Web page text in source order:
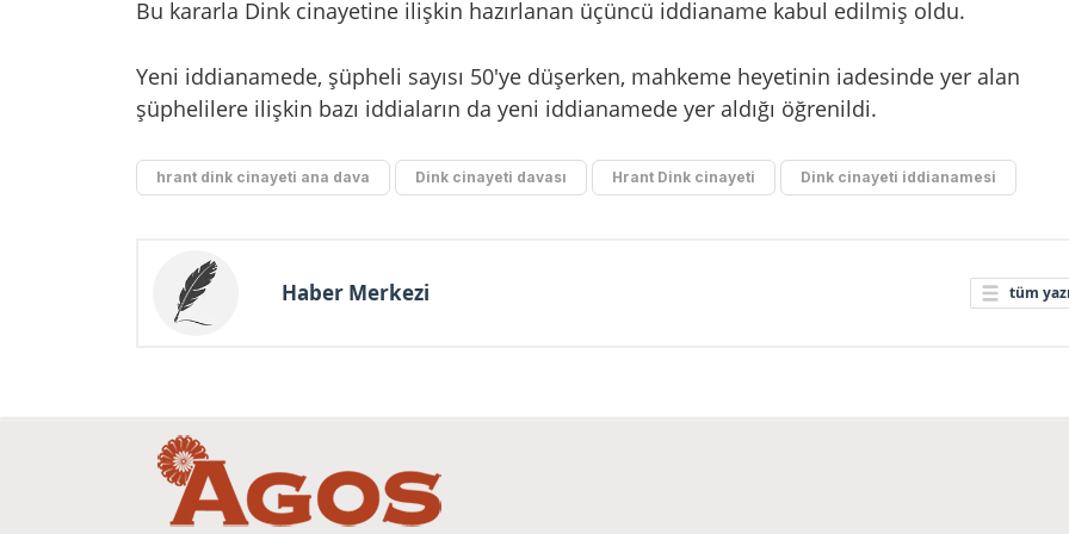
Bu kararla Dink cinayetine ilişkin hazırlanan üçüncü iddianame kabul edilmiş oldu.
Yeni iddianamede, şüpheli sayısı 50'ye düşerken, mahkeme heyetinin iadesinde yer alan
şüphelilere ilişkin bazı iddiaların da yeni iddianamede yer aldığı öğrenildi.
hrant dink cinayeti ana dava Dink cinayeti davası Hrant Dink cinayeti Dink cinayeti iddianamesi
Haber Merkezi tüm